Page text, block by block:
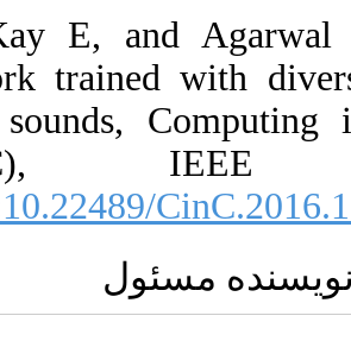
23. Kay
network
heart
[